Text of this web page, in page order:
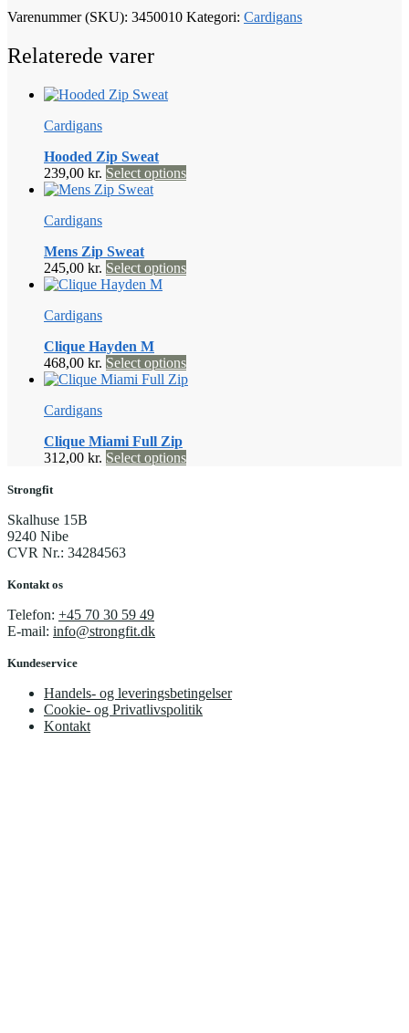
Varenummer (SKU): 3450010 Kategori: Cardigans
Relaterede varer
Cardigans
Hooded Zip Sweat
239,00 kr. Select optionsDette
kan
Cardigans
Mens Zip Sweat
245,00 kr. Select optionsDette
kan
vælges
Cardigans
Clique Hayden M
468,00 kr. Select optionsDette
vare
kan
Cardigans
Clique Miami Full Zip
312,00 kr. Select optionsDette
Strongfit
Skalhuse 15B
9240 Nibe
CVR Nr.: 34284563
Kontakt os
Telefon: +45 70 30 59 49
E-mail: info@strongfit.dk
Kundeservice
Handels- og leveringsbetingelser
Cookie- og Privatlivspolitik
Kontakt